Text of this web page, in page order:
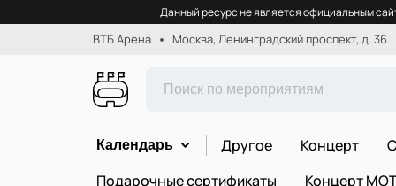
Данный ресурс не является официальным
ВТБ Арена Москва, Ленинградский проспект, д. 36
Календарь Другое Концерт
Подарочные сертификаты
Концерт